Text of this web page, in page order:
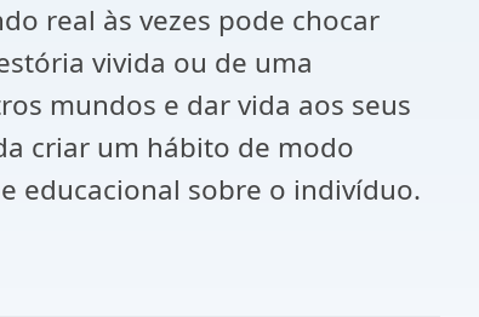
real às vezes pode chocar
vivida ou de uma
mundos e dar vida aos seus
criar um hábito de modo
educacional sobre o indivíduo.